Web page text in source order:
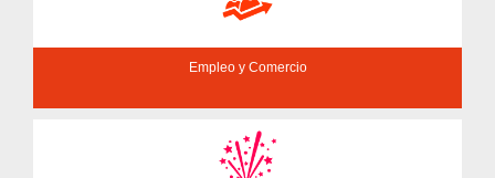
Empleo y Comercio